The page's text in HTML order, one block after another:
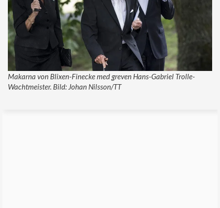
Makarna von Blixen-Finecke med greven Hans-Gabriel Trolle-
Wachtmeister. Bild: Johan Nilsson/TT